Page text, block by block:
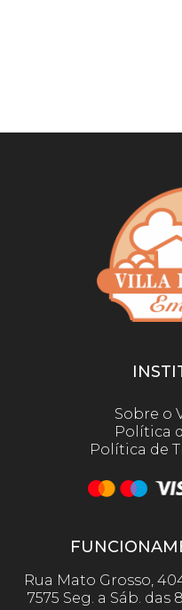
Sobre o
Política
Política de
Rua Mato Grosso,
7575 Seg. a Sáb. das